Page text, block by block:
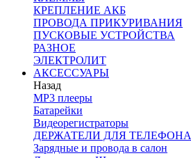
КРЕПЛЕНИЕ АКБ
ПРОВОДА ПРИКУРИВАНИЯ
ПУСКОВЫЕ УСТРОЙСТВА
РАЗНОЕ
ЭЛЕКТРОЛИТ
АКСЕССУАРЫ
Назад
MP3 плееры
Батарейки
Видеорегистраторы
ДЕРЖАТЕЛИ ДЛЯ ТЕЛЕФОНА
Зарядные и провода в салон